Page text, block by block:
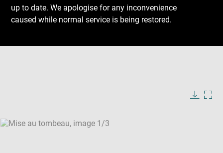
up to date. We apologise for any inconvenience
caused while normal service is being restored.
SKIP IMAGE CAROUSEL
Download
Next
Previous